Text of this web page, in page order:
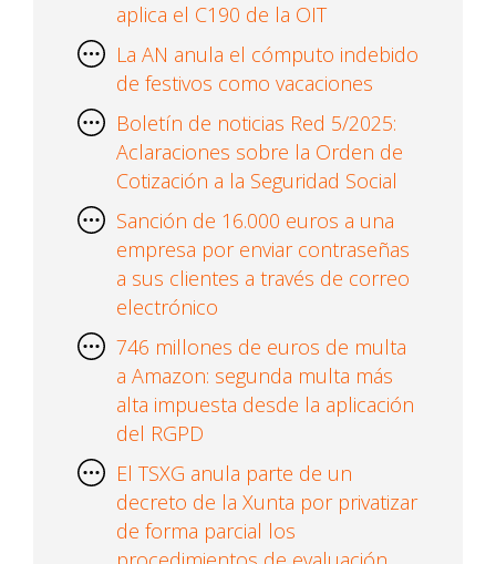
aplica el C190 de la OIT
La AN anula el cómputo indebido
de festivos como vacaciones
Boletín de noticias Red 5/2025:
Aclaraciones sobre la Orden de
Cotización a la Seguridad Social
Sanción de 16.000 euros a una
empresa por enviar contraseñas
a sus clientes a través de correo
electrónico
746 millones de euros de multa
a Amazon: segunda multa más
alta impuesta desde la aplicación
del RGPD
El TSXG anula parte de un
decreto de la Xunta por privatizar
de forma parcial los